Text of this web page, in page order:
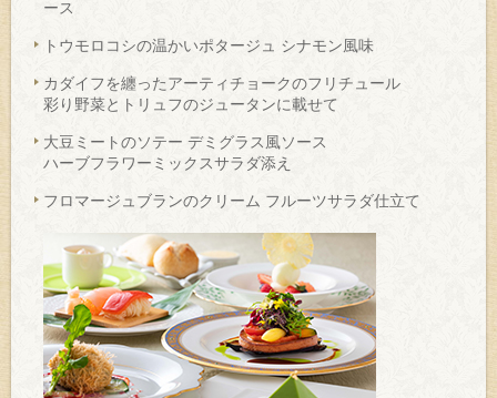
ース
トウモロコシの温かいポタージュ シナモン風味
カダイフを纏ったアーティチョークのフリチュール
彩り野菜とトリュフのジュータンに載せて
大豆ミートのソテー デミグラス風ソース
ハーブフラワーミックスサラダ添え
フロマージュブランのクリーム フルーツサラダ仕立て